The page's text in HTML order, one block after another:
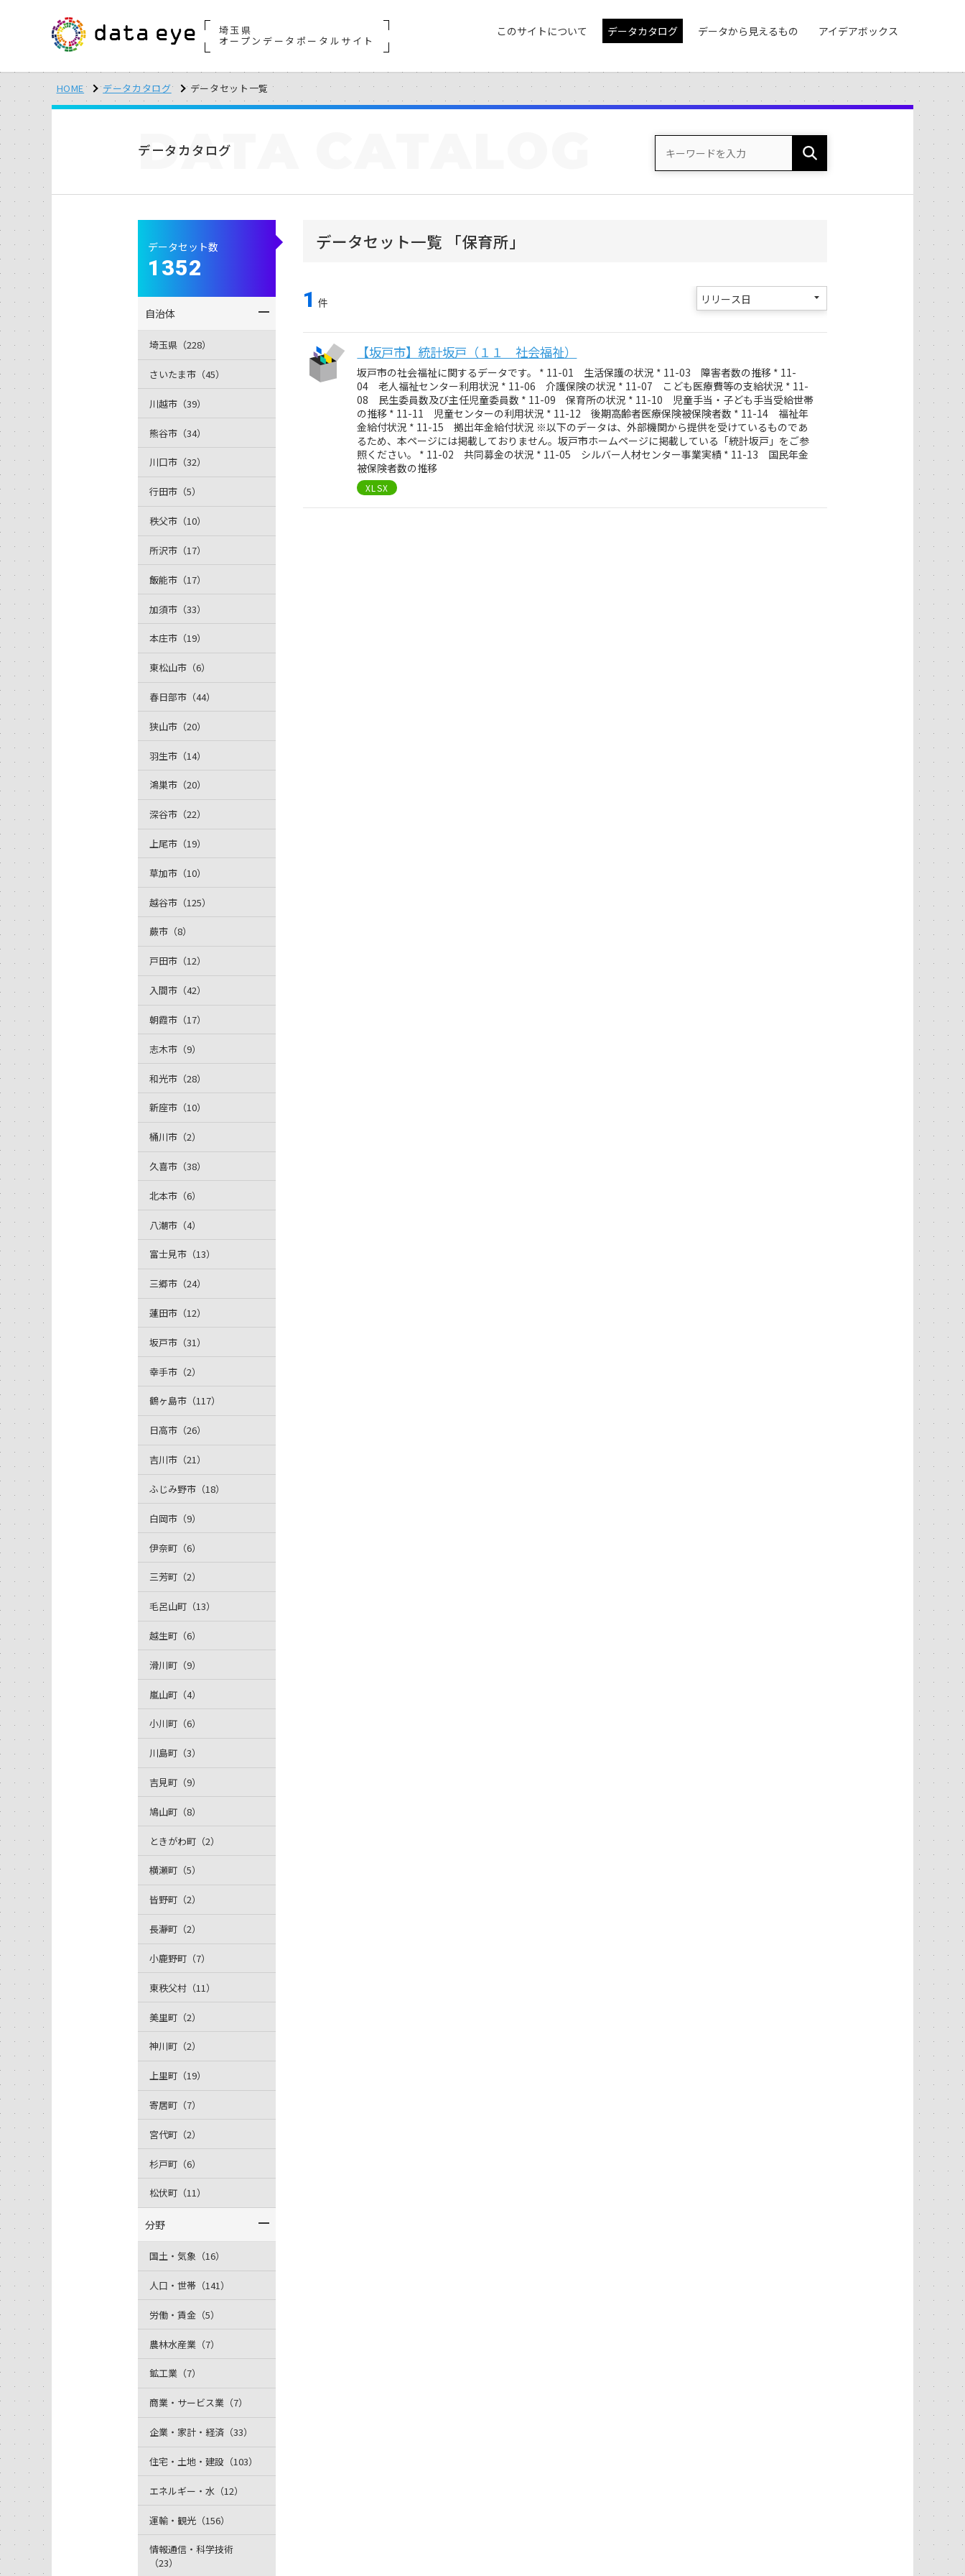
埼玉県
オープンデータポータルサイト
このサイトについて データカタログ データから見えるもの アイデアボックス
HOME データカタログ データセット一覧
データカタログ
DATA
データセット一覧 「保育所」
1 件
【坂戸市】統計坂戸（１１ 社会福祉）
坂戸市の社会福祉に関するデータです。 * 11-01 生活保護の状況 * 11-03 障害者数の推移 * 11-
04 老人福祉センター利用状況 * 11-06 介護保険の状況 * 11-07 こども医療費等の支給状況 * 11-
08 民生委員数及び主任児童委員数 * 11-09 保育所の状況 * 11-10 児童手当・子ども手当受給世帯
の推移 * 11-11 児童センターの利用状況 * 11-12 後期高齢者医療保険被保険者数 * 11-14 福祉年
金給付状況 * 11-15 拠出年金給付状況 ※以下のデータは、外部機関から提供を受けているものであ
るため、本ページには掲載しておりません。坂戸市ホームページに掲載している「統計坂戸」をご参
照ください。 * 11-02 共同募金の状況 * 11-05 シルバー人材センター事業実績 * 11-13 国民年金
被保険者数の推移
XLSX
データセット数
1352
自治体
埼玉県（228）
さいたま市（45）
川越市（39）
熊谷市（34）
川口市（32）
行田市（5）
秩父市（10）
所沢市（17）
飯能市（17）
加須市（33）
本庄市（19）
東松山市（6）
春日部市（44）
狭山市（20）
羽生市（14）
鴻巣市（20）
深谷市（22）
上尾市（19）
草加市（10）
越谷市（125）
蕨市（8）
戸田市（12）
入間市（42）
朝霞市（17）
志木市（9）
和光市（28）
新座市（10）
桶川市（2）
久喜市（38）
北本市（6）
八潮市（4）
富士見市（13）
三郷市（24）
蓮田市（12）
坂戸市（31）
幸手市（2）
鶴ヶ島市（117）
日高市（26）
吉川市（21）
ふじみ野市（18）
白岡市（9）
伊奈町（6）
三芳町（2）
毛呂山町（13）
越生町（6）
滑川町（9）
嵐山町（4）
小川町（6）
川島町（3）
吉見町（9）
鳩山町（8）
ときがわ町（2）
横瀬町（5）
皆野町（2）
長瀞町（2）
小鹿野町（7）
東秩父村（11）
美里町（2）
神川町（2）
上里町（19）
寄居町（7）
宮代町（2）
杉戸町（6）
松伏町（11）
分野
国土・気象（16）
人口・世帯（141）
労働・賃金（5）
農林水産業（7）
鉱工業（7）
商業・サービス業（7）
企業・家計・経済（33）
住宅・土地・建設（103）
エネルギー・水（12）
運輸・観光（156）
情報通信・科学技術
（23）